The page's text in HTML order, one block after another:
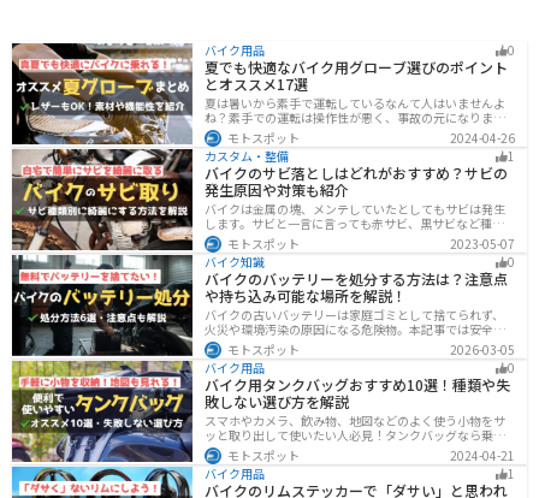
バイク用品 0
夏でも快適なバイク用グローブ選びのポイント
とオススメ17選
夏は暑いから素手で運転しているなんて人はいませんよ
ね？素手での運転は操作性が悪く、事故の元になりま
す。直射日光が当たり日焼けで余計に暑くなります。夏に
は夏用グローブを使うことで、素手より涼しく快適にバ
イクに乗ることができるので是非使いましょう。
モトスポット
2024-04-26
カスタム・整備
1
バイクのサビ落としはどれがおすすめ？サビの
発生原因や対策も紹介
バイクは金属の塊、メンテしていたとしてもサビは発生
します。サビと一言に言っても赤サビ、黒サビなど種類
があります。サビごとに有効なサビ落とし剤は違うの
で、正しいサビ落とし剤を使う必要があります。この記
事ではサビの種類から対処法、オススメのサビ取り剤を
まとめました。
モトスポット
2023-05-07
バイク知識
0
バイクのバッテリーを処分する方法は？注意点
や持ち込み可能な場所を解説！
バイクの古いバッテリーは家庭ゴミとして捨てられず、
火災や環境汚染の原因になる危険物。本記事では安全な
保管方法や絶縁などの注意点、無料・低コストで回収し
てもらう方法、買い取りの可否を解説。ナップスやオー
トバックス、イエローハットなどの回収対応店舗も紹介
します。
モトスポット
2026-03-05
バイク用品
0
バイク用タンクバッグおすすめ10選！種類や失
敗しない選び方を解説
スマホやカメラ、飲み物、地図などのよく使う小物をサ
ッと取り出して使いたい人必見！タンクバッグなら乗車
中でも簡単に荷物を確認できます。脱着もマグネットや
吸盤でつけるだけで非常に簡単、しっかり固定したい人
はベルトを使うこともできます。
モトスポット
2024-04-21
バイク用品
1
バイクのリムステッカーで「ダサい」と思われ